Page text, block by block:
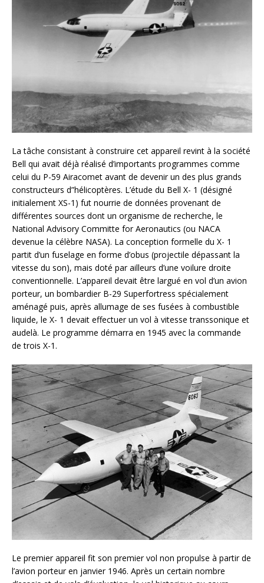
La tâche consistant à construire cet appareil revint à la société
Bell qui avait déjà réalisé d’importants programmes comme
celui du P-59 Airacomet avant de devenir un des plus grands
constructeurs d”hélicoptères. L’étude du Bell X- 1 (désigné
initialement XS-1) fut nourrie de données provenant de
différentes sources dont un organisme de recherche, le
National Advisory Committe for Aeronautics (ou NACA
devenue la célèbre NASA). La conception formelle du X- 1
partit d’un fuselage en forme d’obus (projectile dépassant la
vitesse du son), mais doté par ailleurs d’une voilure droite
conventionnelle. L’appareil devait être largué en vol d’un avion
porteur, un bombardier B-29 Superfortress spécialement
aménagé puis, après allumage de ses fusées à combustible
liquide, le X- 1 devait effectuer un vol à vitesse transsonique et
audelà. Le programme démarra en 1945 avec la commande
de trois X-1.
Le premier appareil fit son premier vol non propulse à partir de
l’avion porteur en janvier 1946. Après un certain nombre